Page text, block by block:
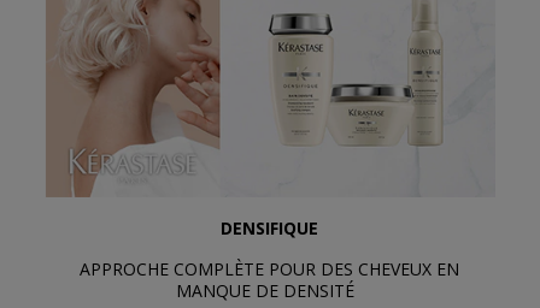
DENSIFIQUE
APPROCHE COMPLÈTE POUR DES CHEVEUX EN
MANQUE DE DENSITÉ